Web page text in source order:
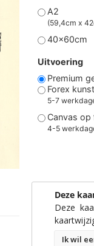
A2
(59,4cm x
40x60cm
Uitvoering
Premium
Forex
5-7
Canvas op
4-5
Deze
Deze
Ik wil